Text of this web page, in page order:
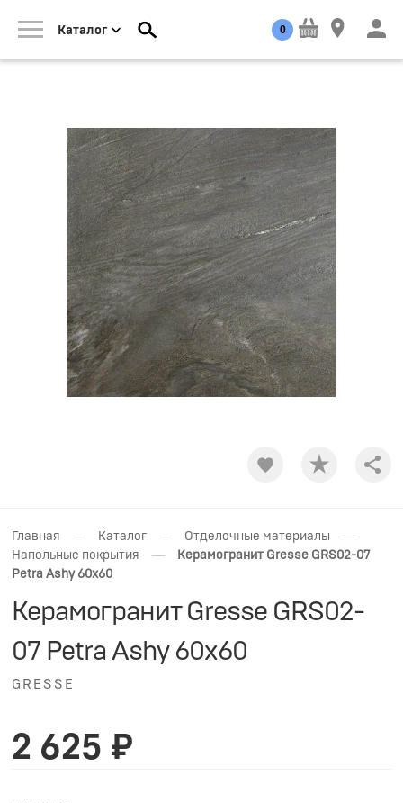
Каталог 0
Главная — Каталог — Отделочные материалы —
Напольные покрытия —
Керамогранит Gresse GRS02-07
Petra Ashy 60x60
Керамогранит Gresse GRS02-
07 Petra Ashy 60x60
GRESSE
2 625 ₽